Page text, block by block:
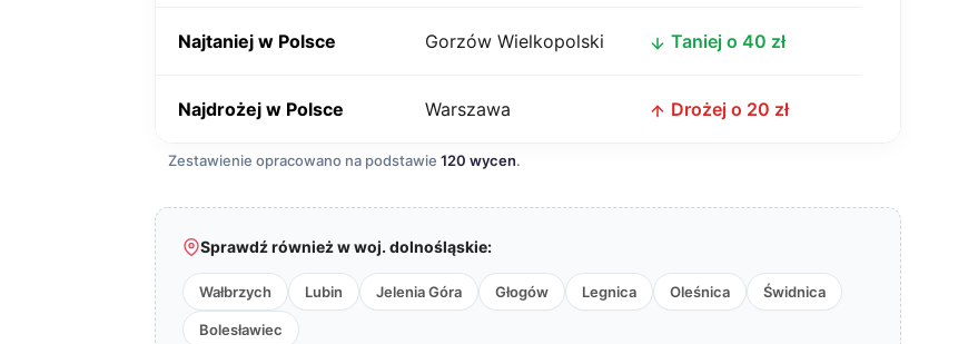
Najtaniej w Polsce Gorzów Wielkopolski Taniej o 40 zł
Najdrożej w Polsce Warszawa Drożej o 20 zł
Zestawienie opracowano na podstawie 120 wycen.
Sprawdź również w woj. dolnośląskie:
Wałbrzych Lubin Jelenia Góra Głogów Legnica Oleśnica Świdnica
Bolesławiec